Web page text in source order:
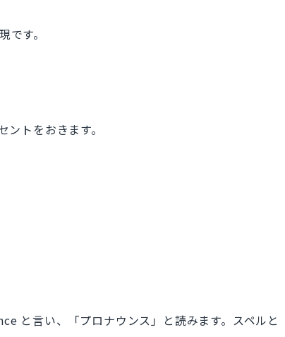
す。
トをおきます。
と言い、「プロナウンス」と読みます。スペルと